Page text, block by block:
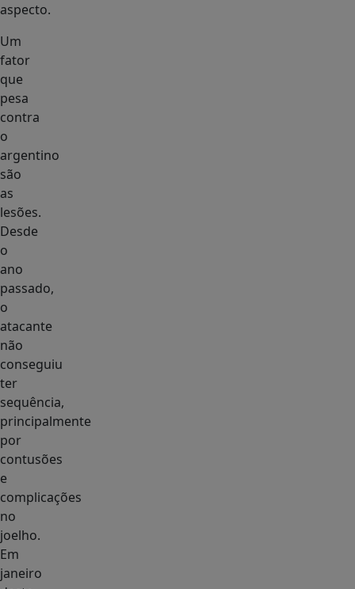
aspecto.
Um
fator
que
pesa
contra
o
argentino
são
as
lesões.
Desde
o
ano
passado,
o
atacante
não
conseguiu
ter
sequência,
principalmente
por
contusões
e
complicações
no
joelho.
Em
janeiro